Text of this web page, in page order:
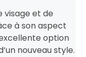
visage et de
à son aspect
option
nouveau style.